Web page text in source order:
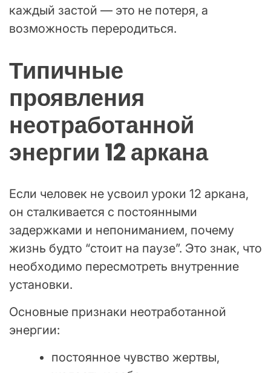
каждый застой — это не потеря, а
возможность переродиться.
Типичные
проявления
неотработанной
энергии 12 аркана
Если человек не усвоил уроки 12 аркана,
он сталкивается с постоянными
задержками и непониманием, почему
жизнь будто “стоит на паузе”. Это знак, что
необходимо пересмотреть внутренние
установки.
Основные признаки неотработанной
энергии:
постоянное чувство жертвы,